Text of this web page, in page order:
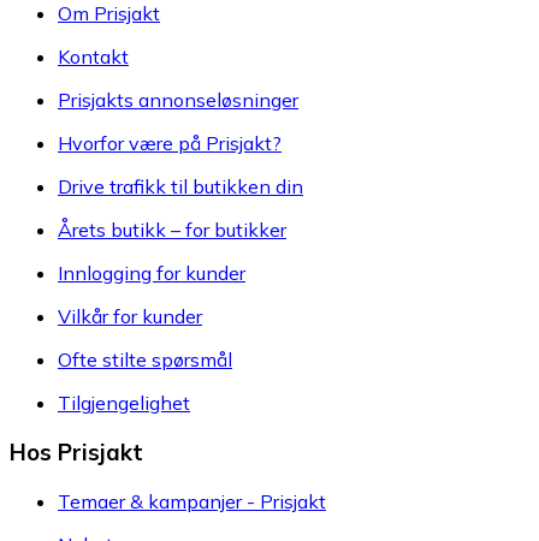
Om Prisjakt
Kontakt
Prisjakts annonseløsninger
Hvorfor være på Prisjakt?
Drive trafikk til butikken din
Årets butikk – for butikker
Innlogging for kunder
Vilkår for kunder
Ofte stilte spørsmål
Tilgjengelighet
Hos Prisjakt
Temaer & kampanjer - Prisjakt